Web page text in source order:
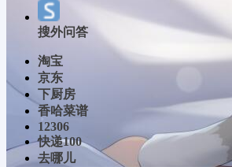
搜外问答
淘宝
京东
下厨房
香哈菜谱
12306
快递100
去哪儿